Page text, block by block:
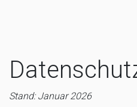
Stand: Januar 2026